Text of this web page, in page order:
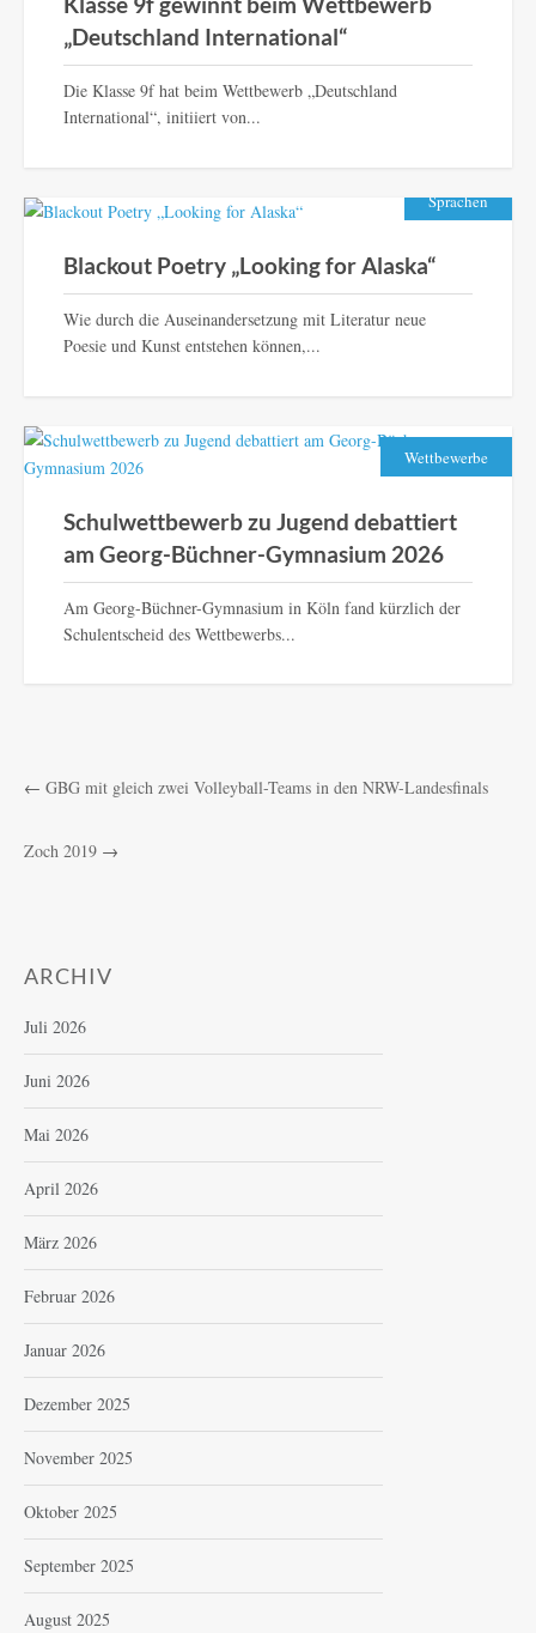
„Deutschland International“
Die Klasse 9f hat beim Wettbewerb „Deutschland
International“, initiiert von...
Sprachen
Blackout Poetry „Looking for Alaska“
Wie durch die Auseinandersetzung mit Literatur neue
Poesie und Kunst entstehen können,...
Wettbewerbe
Schulwettbewerb zu Jugend debattiert
am Georg-Büchner-Gymnasium 2026
Am Georg-Büchner-Gymnasium in Köln fand kürzlich der
Schulentscheid des Wettbewerbs...
← GBG mit gleich zwei Volleyball-Teams in den NRW-Landesfinals
Zoch 2019 →
ARCHIV
Juli 2026
Juni 2026
Mai 2026
April 2026
März 2026
Februar 2026
Januar 2026
Dezember 2025
November 2025
Oktober 2025
September 2025
August 2025